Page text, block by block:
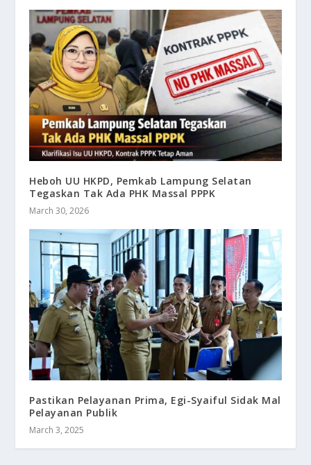
Heboh UU HKPD, Pemkab Lampung Selatan
Tegaskan Tak Ada PHK Massal PPPK
March 30, 2026
Pastikan Pelayanan Prima, Egi-Syaiful Sidak Mal
Pelayanan Publik
March 3, 2025